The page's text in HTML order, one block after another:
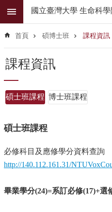
跳到主要內容區塊
階
尋
公
佈
欄
簡
所
資
國立臺灣大學 生命科
首頁 碩博士班 課程資訊
課程資訊
碩士班課程 博士班課程
碩士班課程
必修科目及應修學分資料查詢
http://140.112.161.31/
畢業學分(24)=系訂必修(17)+選